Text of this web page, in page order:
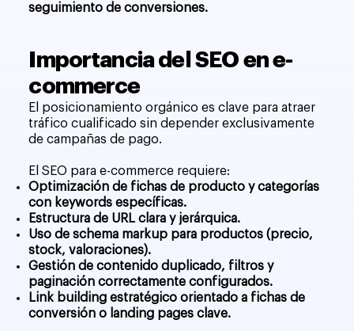
seguimiento de conversiones.
Importancia del SEO en e-
commerce
El posicionamiento orgánico es clave para atraer
tráfico cualificado sin depender exclusivamente
de campañas de pago.
El SEO para e-commerce requiere:
Optimización de fichas de producto y categorías
con keywords específicas.
Estructura de URL clara y jerárquica.
Uso de schema markup para productos (precio,
stock, valoraciones).
Gestión de contenido duplicado, filtros y
paginación correctamente configurados.
Link building estratégico orientado a fichas de
conversión o landing pages clave.